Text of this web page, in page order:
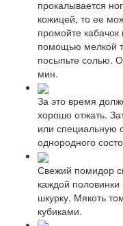
прокалывается
кожицей, то ее
промойте
помощью мелкой
посыпьте солью.
мин.
За это время
хорошо отжать.
или
однородного
Свежий помидор
каждой
шкурку. Мякоть
кубиками.